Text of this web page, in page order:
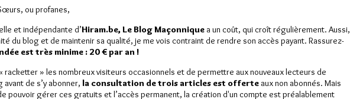
des voix
02/23
Lu 232 fois
Amande Pichegru à
Tours le 24 février
Par Géplu
Lundi 20/02/23
Lu 351 fois
ou profanes,
et indépendante d’Hiram.be, Le Blog Maçonnique a un coût, qui croît régulièrement. Aussi,
du blog et de maintenir sa qualité, je me vois contraint de rendre son accès payant. Rassurez-
est très minime : 20 € par an !
racketter » les nombreux visiteurs occasionnels et de permettre aux nouveaux lecteurs de
de s’y abonner, la consultation de trois articles est offerte aux non abonnés. Mais
pouvoir gérer ces gratuits et l’accès permanent, la création d'un compte est préalablement